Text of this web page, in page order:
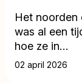
Het noorden
was al een
hoe ze in…
02 april 2026